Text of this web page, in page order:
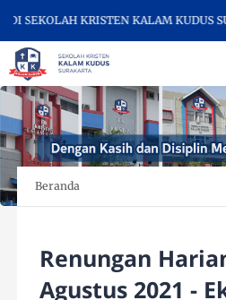
KRISTEN KALAM KUDUS
Beranda
Renungan
Agustus 2021 -